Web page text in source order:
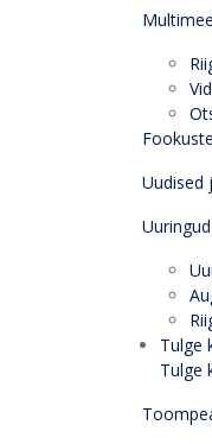
Uudised
Uuringud
Tulge
Tulge